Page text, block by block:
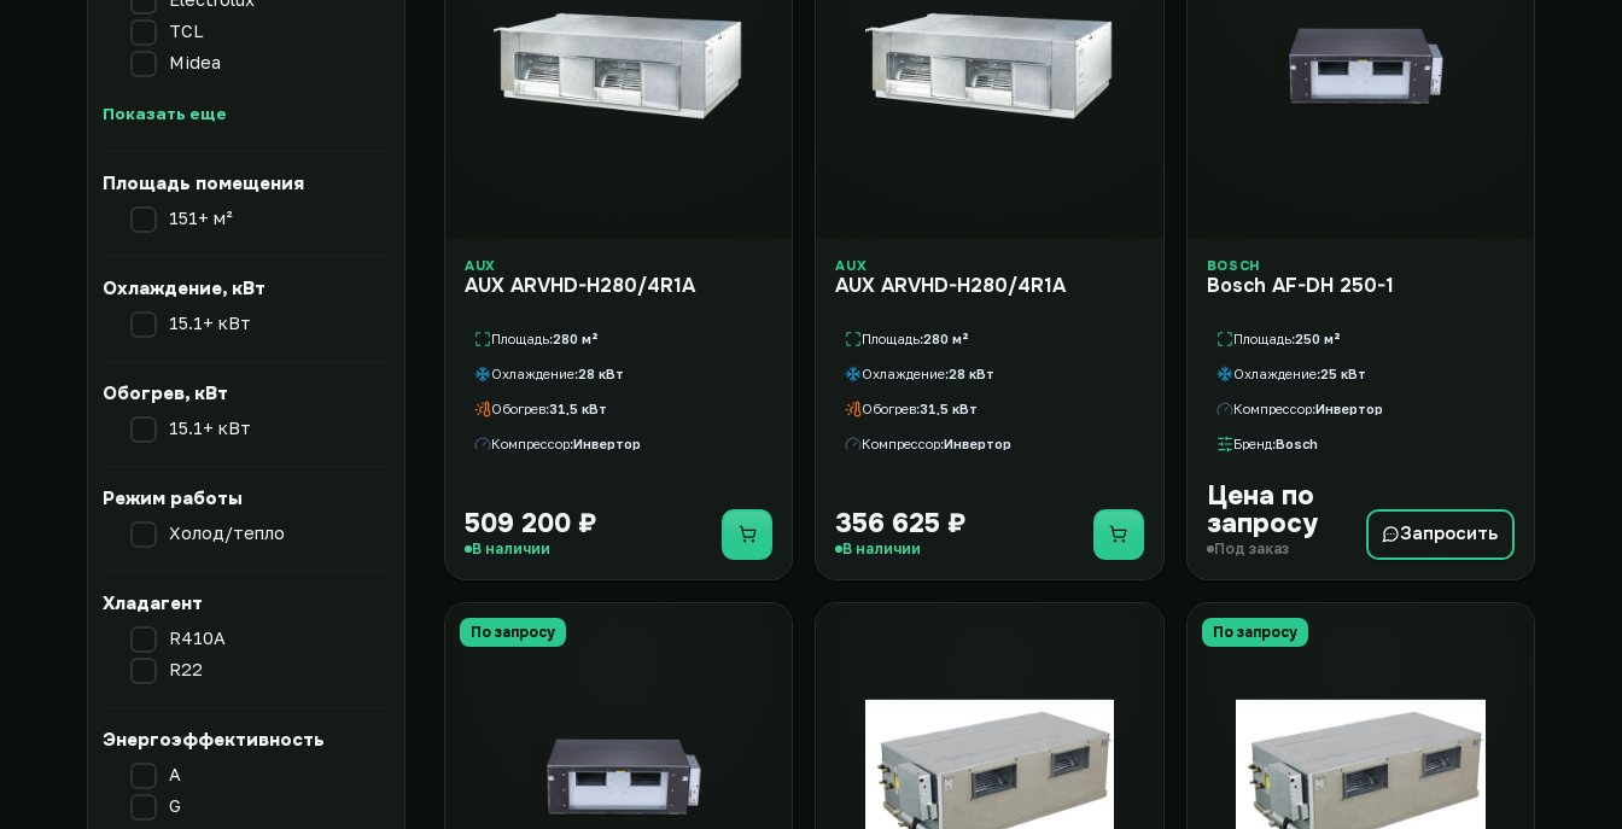
TCL
Midea
Показать еще
Площадь помещения
151+ м²
Охлаждение, кВт
15.1+ кВт
Обогрев, кВт
15.1+ кВт
Режим работы
Холод/тепло
Хладагент
R410A
R22
Энергоэффективность
A
G
AUX
AUX ARVHD-H280/4R1A
Площадь 280 м²
Охлаждение 28 кВт
Обогрев 31,5 кВт
Компрессор Инвертор
509 200 ₽
В наличии Купить
AUX
AUX ARVHD-H280/4R1A
Площадь 280 м²
Охлаждение 28 кВт
Обогрев 31,5 кВт
Компрессор Инвертор
356 625 ₽
В наличии Купить
BOSCH
Bosch AF-DH 250-1
Площадь 250 м²
Охлаждение 25 кВт
Компрессор Инвертор
Бренд Bosch
Цена по
запросу
Под заказ
Запросить
По запросу По запросу